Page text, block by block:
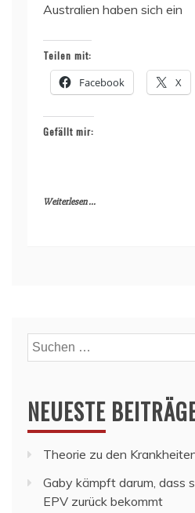
Australien haben sich ein
Teilen mit:
Facebook X
Gefällt mir:
Weiterlesen ...
Suchen
nach:
NEUESTE
Theorie zu den
Gaby kämpft darum, dass
EPV zurück bekommt